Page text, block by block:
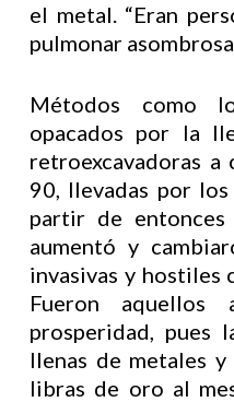
el metal. “Eran
pulmonar
Métodos como
opacados por la
retroexcavadoras a
90, llevadas por los
partir de
aumentó y
invasivas y hostiles
Fueron
prosperidad, pues
llenas de metales
libras de oro al